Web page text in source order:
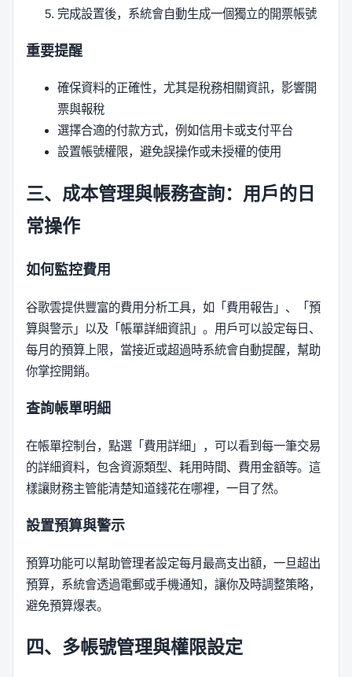
完成設置後，系統會自動生成一個獨立的開票帳號
重要提醒
確保資料的正確性，尤其是稅務相關資訊，影響開
票與報稅
選擇合適的付款方式，例如信用卡或支付平台
設置帳號權限，避免誤操作或未授權的使用
三、成本管理與帳務查詢：用戶的日
常操作
如何監控費用
谷歌雲提供豐富的費用分析工具，如「費用報告」、「預
算與警示」以及「帳單詳細資訊」。用戶可以設定每日、
每月的預算上限，當接近或超過時系統會自動提醒，幫助
你掌控開銷。
查詢帳單明細
在帳單控制台，點選「費用詳細」，可以看到每一筆交易
的詳細資料，包含資源類型、耗用時間、費用金額等。這
樣讓財務主管能清楚知道錢花在哪裡，一目了然。
設置預算與警示
預算功能可以幫助管理者設定每月最高支出額，一旦超出
預算，系統會透過電郵或手機通知，讓你及時調整策略，
避免預算爆表。
四、多帳號管理與權限設定